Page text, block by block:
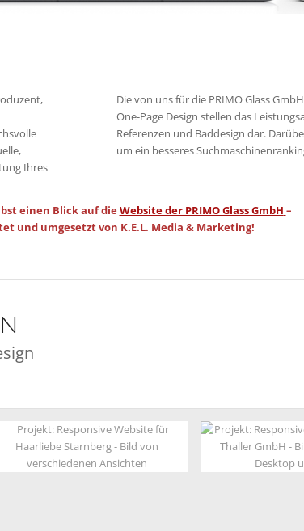
Ihres
Die von uns für die PRIMO Glass
One-Page Design stellen das
Referenzen und Baddesign dar.
um ein besseres
einen Blick auf dieWebsite der PRIMO Glass GmbH –
und umgesetzt von K.E.L. Media & Marketing!